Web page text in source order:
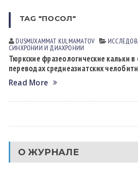
TAG "ПОСОЛ"
DUSMUXAMMAT KULMАMАTOV
СИНХРОНИИ И ДИАХРОНИИ
Тюркские фразеологические кальки в
переводах среднеазиатских
Read More
О ЖУРНАЛЕ